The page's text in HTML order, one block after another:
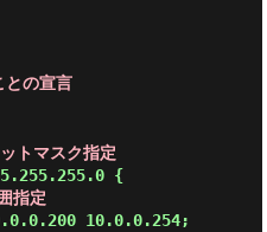
との宣言
トマスク指定
{
指定